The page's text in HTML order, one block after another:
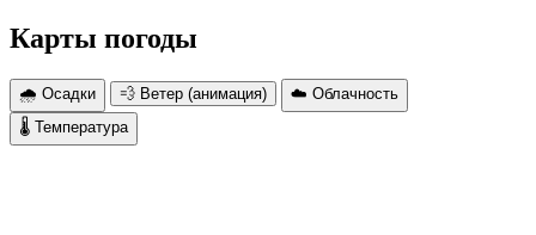
Карты погоды
🌧 Осадки 💨 Ветер (анимация)
☁️ Облачность
🌡 Температура